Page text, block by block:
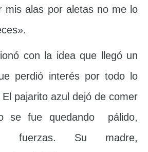
mis alas por aletas no me lo
con la idea que llegó un
perdió interés por todo lo
pajarito azul dejó de comer
se fue quedando pálido,
fuerzas. Su madre,